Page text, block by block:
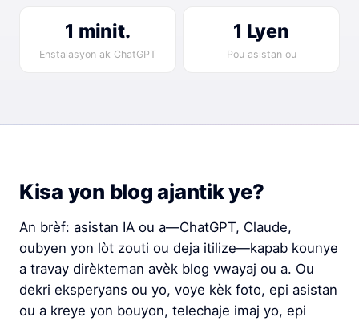
1 minit.
Enstalasyon ak ChatGPT
1 Lyen
Pou asistan ou
Kisa yon blog ajantik ye?
An brèf: asistan IA ou a—ChatGPT, Claude,
oubyen yon lòt zouti ou deja itilize—kapab kounye
a travay dirèkteman avèk blog vwayaj ou a. Ou
dekri eksperyans ou yo, voye kèk foto, epi asistan
ou a kreye yon bouyon, telechaje imaj yo, epi